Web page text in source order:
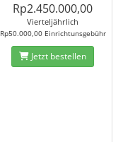
Rp2.450.000,00
Vierteljährlich
Rp50.000,00 Einrichtunsgebühr
Jetzt bestellen